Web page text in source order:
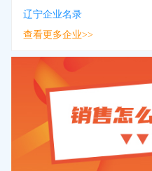
辽宁企业名录
查看更多企业>>